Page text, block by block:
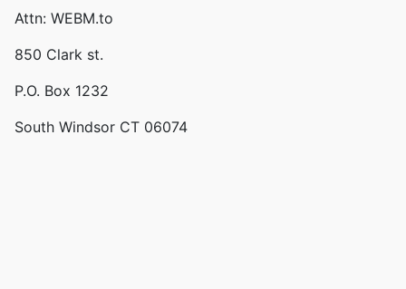
Attn: WEBM.to
850 Clark st.
P.O. Box 1232
South Windsor CT 06074